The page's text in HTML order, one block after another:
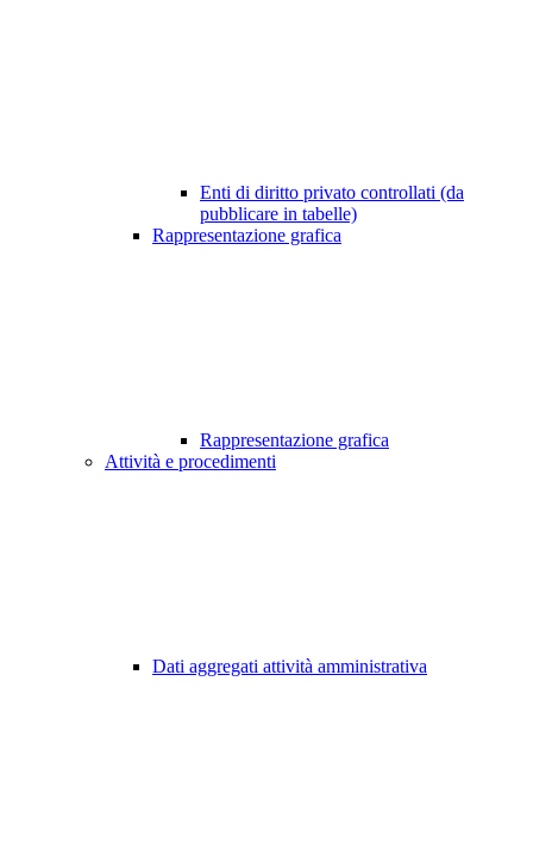
Enti di diritto privato controllati (da
pubblicare in tabelle)
Rappresentazione grafica
Rappresentazione grafica
Attività e procedimenti
Dati aggregati attività amministrativa